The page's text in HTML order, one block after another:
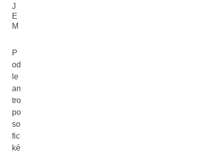
J
E
M
P
od
le
an
tro
po
so
fic
ké